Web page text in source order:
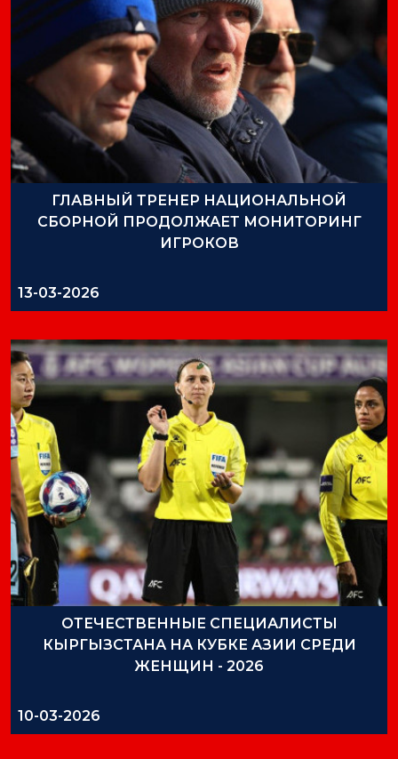
ГЛАВНЫЙ ТРЕНЕР НАЦИОНАЛЬНОЙ
СБОРНОЙ ПРОДОЛЖАЕТ МОНИТОРИНГ
ИГРОКОВ
13-03-2026
ОТЕЧЕСТВЕННЫЕ СПЕЦИАЛИСТЫ
КЫРГЫЗСТАНА НА КУБКЕ АЗИИ СРЕДИ
ЖЕНЩИН - 2026
10-03-2026